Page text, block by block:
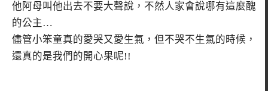
他阿母叫他出去不要大聲說，不然人家會說哪有這麼醜
的公主…
儘管小笨童真的愛哭又愛生氣，但不哭不生氣的時候，
還真的是我們的開心果呢!!